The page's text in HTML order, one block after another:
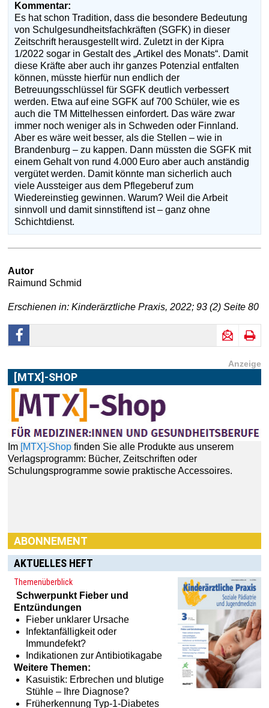
Kommentar:
Es hat schon Tradition, dass die besondere Bedeutung
von Schulgesundheitsfachkräften (SGFK) in dieser
Zeitschrift herausgestellt wird. Zuletzt in der Kipra
1/2022 sogar in Gestalt des „Artikel des Monats“. Damit
diese Kräfte aber auch ihr ganzes Potenzial entfalten
können, müsste hierfür nun endlich der
Betreuungsschlüssel für SGFK deutlich verbessert
werden. Etwa auf eine SGFK auf 700 Schüler, wie es
auch die TM Mittelhessen einfordert. Das wäre zwar
immer noch weniger als in Schweden oder Finnland.
Aber es wäre weit besser, als die Stellen – wie in
Brandenburg – zu kappen. Dann müssten die SGFK mit
einem Gehalt von rund 4.000 Euro aber auch anständig
vergütet werden. Damit könnte man sicherlich auch
viele Aussteiger aus dem Pflegeberuf zum
Wiedereinstieg gewinnen. Warum? Weil die Arbeit
sinnvoll und damit sinnstiftend ist – ganz ohne
Schichtdienst.
Autor
Raimund Schmid
Erschienen in: Kinderärztliche Praxis, 2022; 93 (2) Seite 80
Anzeige
[MTX]-SHOP
Im [MTX]-Shop finden Sie alle Produkte aus unserem
Verlagsprogramm: Bücher, Zeitschriften oder
Schulungsprogramme sowie praktische Accessoires.
ABONNEMENT
AKTUELLES HEFT
Themenüberblick
Schwerpunkt Fieber und
Entzündungen
Fieber unklarer Ursache
Infektanfälligkeit oder
Immundefekt?
Indikationen zur Antibiotikagabe
Weitere Themen:
Kasuistik: Erbrechen und blutige
Stühle – Ihre Diagnose?
Früherkennung Typ-1-Diabetes